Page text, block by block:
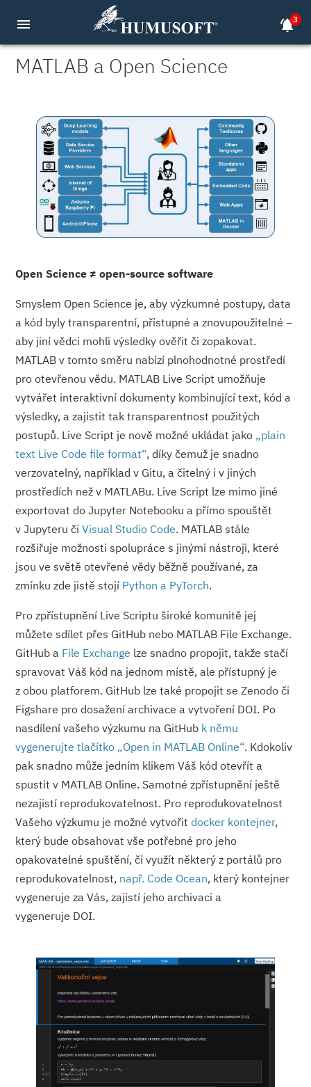
menu notifications_active3
MATLAB a Open Science
Open Science ≠ open-source software
Smyslem Open Science je, aby výzkumné postupy, data
a kód byly transparentní, přístupné a znovupoužitelné –
aby jiní vědci mohli výsledky ověřit či zopakovat.
MATLAB v tomto směru nabízí plnohodnotné prostředí
pro otevřenou vědu. MATLAB Live Script umožňuje
vytvářet interaktivní dokumenty kombinující text, kód a
výsledky, a zajistit tak transparentnost použitých
postupů. Live Script je nově možné ukládat jako „plain
text Live Code file format“, díky čemuž je snadno
verzovatelný, například v Gitu, a čitelný i v jiných
prostředích než v MATLABu. Live Script lze mimo jiné
exportovat do Jupyter Notebooku a přímo spouštět
v Jupyteru čiVisual Studio Code. MATLAB stále
rozšiřuje možnosti spolupráce s jinými nástroji, které
jsou ve světě otevřené vědy běžně používané, za
zmínku zde jistě stojí Python a PyTorch.
Pro zpřístupnění Live Scriptu široké komunitě jej
můžete sdílet přes GitHub nebo MATLAB File Exchange.
GitHub a File Exchange lze snadno propojit, takže stačí
spravovat Váš kód na jednom místě, ale přístupný je
z obou platforem. GitHub lze také propojit se Zenodo či
Figshare pro dosažení archivace a vytvoření DOI. Po
nasdílení vašeho výzkumu na GitHub k němu
vygenerujte tlačítko „Open in MATLAB Online“. Kdokoliv
pak snadno může jedním klikem Váš kód otevřít a
spustit v MATLAB Online. Samotné zpřístupnění ještě
nezajistí reprodukovatelnost. Pro reprodukovatelnost
Vašeho výzkumu je možné vytvořitdocker kontejner,
který bude obsahovat vše potřebné pro jeho
opakovatelné spuštění, či využít některý z portálů pro
reprodukovatelnost, např. Code Ocean, který kontejner
vygeneruje za Vás, zajistí jeho archivaci a
vygeneruje DOI.